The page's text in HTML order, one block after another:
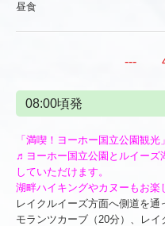
昼食
---
08:00頃発
「満喫！ヨーホー国立公園観
♬ヨーホー国立公園とルイーズ
していただけます。
湖畔ハイキングやカヌーもお楽
レイクルイーズ方面へ側道を通
モランツカーブ（20分）、レ